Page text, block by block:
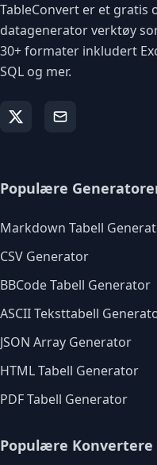
TableConvert er et gratis
datagenerator verktøy
30+ formater inkludert
SQL og mer.
Populære
Markdown Tabell
CSV Generator
BBCode Tabell Generator
ASCII Teksttabell
JSON Array Generator
HTML Tabell Generator
PDF Tabell Generator
Populære Konvertere